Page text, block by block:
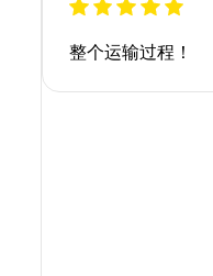
整个运输过程！